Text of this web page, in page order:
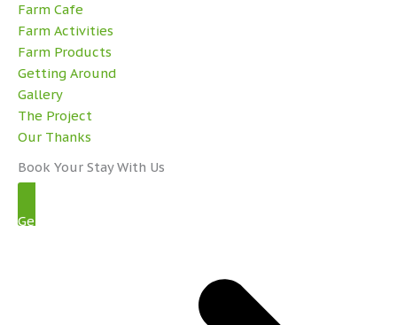
Farm Cafe
Farm Activities
Farm Products
Getting Around
Gallery
The Project
Our Thanks
Book Your Stay With Us
Get Started